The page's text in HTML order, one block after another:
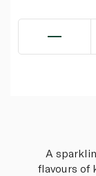
A
flavours of